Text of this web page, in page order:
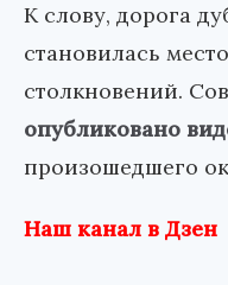
К слову, дорога
становилась
столкновений.
опубликовано
произошедшего
Наш канал в Дзен